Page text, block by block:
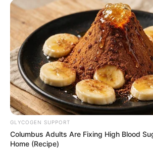
avec soin, constitue un outsider
rapports. Dès lors, ces trois
place de choix dans toutes les
sérieuses.
…
Astro Quinté : découvrez le ou
plus chanceux du jour
GLYCOGEN SUPPORT
Columbus Adults Are Fixing High Blood
Home (Recipe)